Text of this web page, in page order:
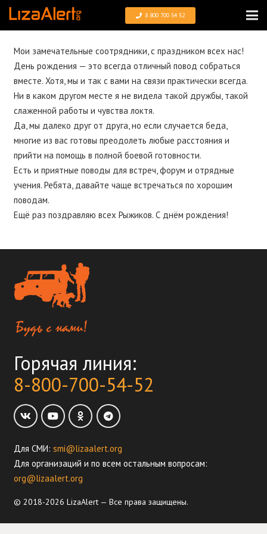
8 800 700 54 52
Мои замечательные соотрядники, с праздником всех нас!
День рождения — это всегда отличный повод собраться
вместе. Хотя, мы и так с вами на связи практически всегда.
Ни в каком другом месте я не видела такой дружбы, такой
слаженной работы и чувства локтя.
Да, мы далеко друг от друга, но если случается беда,
многие из вас готовы преодолеть любые расстояния и
прийти на помощь в полной боевой готовности.
Есть и приятные поводы для встреч, форум и отрядные
учения. Ребята, давайте чаще встречаться по хорошим
поводам.
Ещё раз поздравляю всех Рыжиков. С днём рождения!
Горячая линия:
8-800-700-54-52
Для СМИ: smi@lizaalert.org
Для организаций и по всем остальным вопросам:
org@lizaalert.org
© 2018-2026 LizaAlert — Все права защищены.